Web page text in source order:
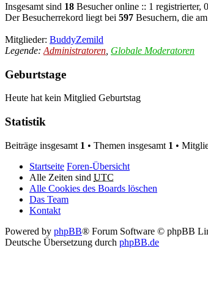
Insgesamt sind 18 Besucher online :: 1 registrierter,
Der Besucherrekord liegt bei 597 Besuchern, die
Mitglieder: BuddyZemild
Legende: Administratoren Globale Moderatoren
Geburtstage
Heute hat kein Mitglied Geburtstag
Statistik
Beiträge insgesamt 1 • Themen insgesamt 1 •
Startseite Foren-Übersicht
Alle Zeiten sind UTC
Alle Cookies des Boards löschen
Das Team
Kontakt
Powered by phpBB® Forum Software © phpBB
Deutsche Übersetzung durch phpBB.de